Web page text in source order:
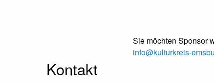
Sie möchten Sponsor
info@kulturkreis-
Kontakt